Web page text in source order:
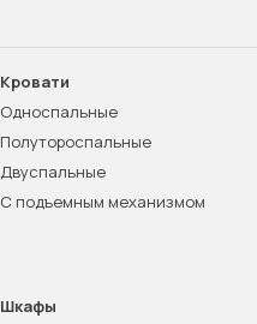
Кровати
Односпальные
Полутороспальные
Двуспальные
С подъемным механизмом
Шкафы